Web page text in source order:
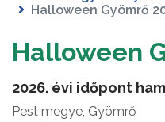
Halloween Gyömrő
Halloween
2026. évi időpont
Pest megye, Gyömrő